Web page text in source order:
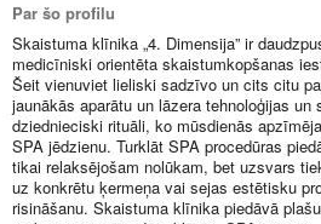
Par šo profilu
Skaistuma klīnika „4. Dimensija” ir
medicīniski orientēta skaistumkopšanas
Šeit vienuviet lieliski sadzīvo un cits citu
jaunākās aparātu un lāzera tehnoloģijas un
dziednieciski rituāli, ko mūsdienās
SPA jēdzienu. Turklāt SPA procedūras
tikai relaksējošam nolūkam, bet uzsvars
uz konkrētu ķermeņa vai sejas estētisku
risināšanu. Skaistuma klīnika piedāvā